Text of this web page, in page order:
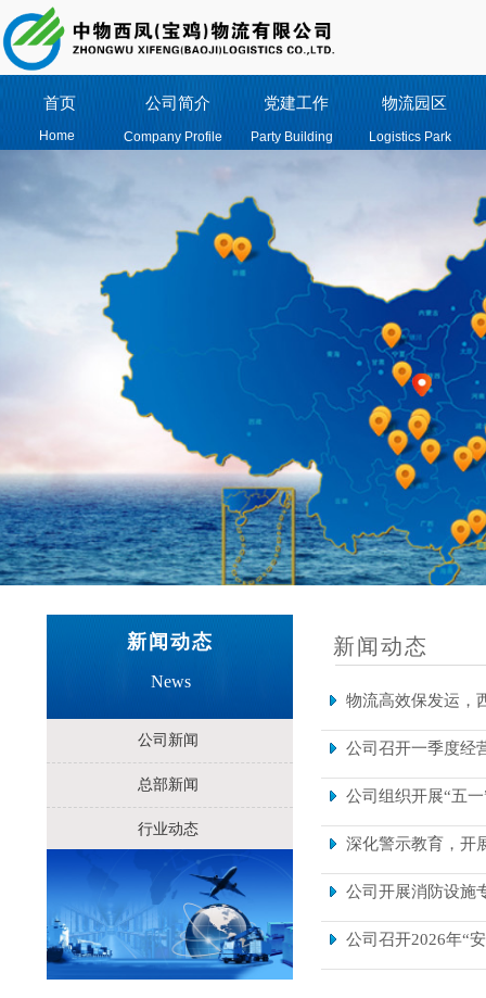
Party Building Logistics Park
Home Company Profile
首页 公司简介 党建工作 物流园区
新闻动态 新闻动态
News
物流高效保发运，
公司召开一季度经
公司组织开展“五
深化警示教育，开
公司开展消防设施
公司召开2026年“
公司新闻
总部新闻
行业动态